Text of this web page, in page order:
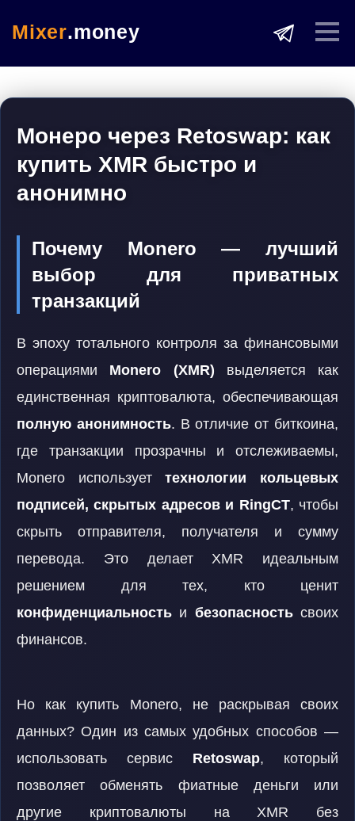
Mixer.money
Монеро через Retoswap: как
купить XMR быстро и
анонимно
Почему Monero — лучший
выбор для приватных
транзакций
В эпоху тотального контроля за финансовыми
операциями Monero (XMR) выделяется как
единственная криптовалюта, обеспечивающая
полную анонимность. В отличие от биткоина,
где транзакции прозрачны и отслеживаемы,
Monero используеттехнологии кольцевых
подписей, скрытых адресов и RingCT, чтобы
скрыть отправителя, получателя и сумму
перевода. Это делает XMR идеальным
решением для тех, кто ценит
конфиденциальность и безопасностьсвоих
финансов.
Но как купить Monero, не раскрывая своих
данных? Один из самых удобных способов —
использовать сервис Retoswap, который
позволяет обменять фиатные деньги или
другие криптовалюты на XMR без